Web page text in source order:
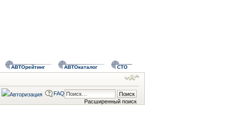
АВТОрейтинг АВТОкаталог СТО
Расширенный поиск
FAQ